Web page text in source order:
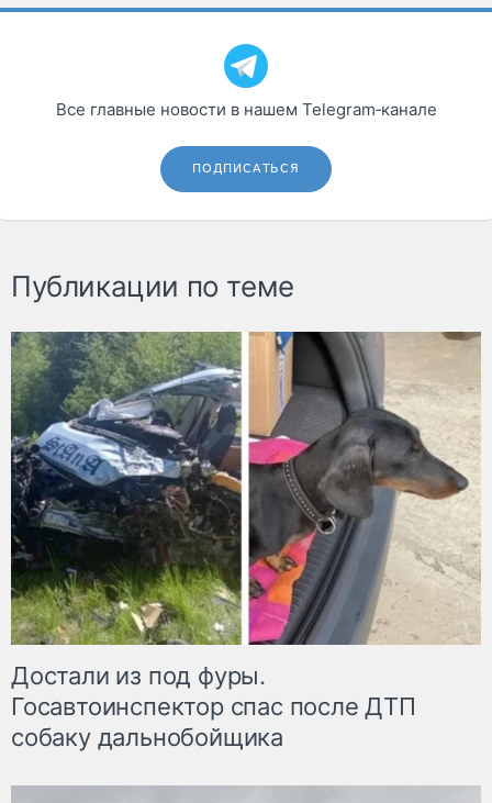
Все главные новости в нашем Telegram‑канале
ПОДПИСАТЬСЯ
Публикации по теме
Достали из под фуры.
Госавтоинспектор спас после ДТП
собаку дальнобойщика